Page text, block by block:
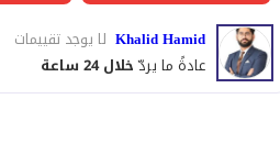
Khalid Hamid لا يوجد تقييمات
عادةً ما يردّخلال 24 ساعة